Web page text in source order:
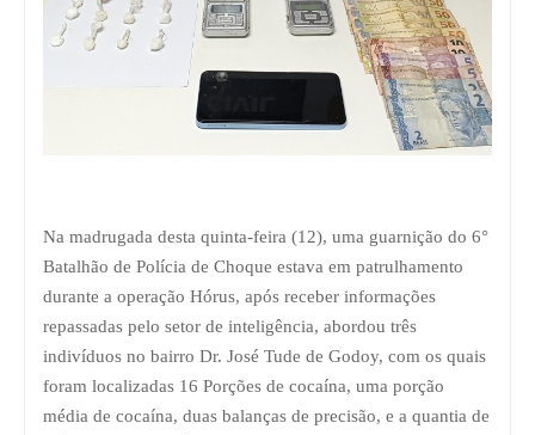
Na madrugada desta quinta-feira (12), uma guarnição do 6°
Batalhão de Polícia de Choque estava em patrulhamento
durante a operação Hórus, após receber informações
repassadas pelo setor de inteligência, abordou três
indivíduos no bairro Dr. José Tude de Godoy, com os quais
foram localizadas 16 Porções de cocaína, uma porção
média de cocaína, duas balanças de precisão, e a quantia de